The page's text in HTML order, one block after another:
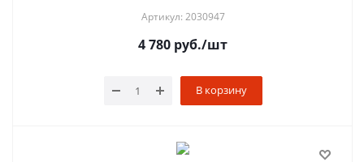
Артикул: 2030947
4 780 руб./шт
В корзину